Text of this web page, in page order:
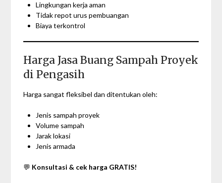
Lingkungan kerja aman
Tidak repot urus pembuangan
Biaya terkontrol
Harga Jasa Buang Sampah Proyek
di Pengasih
Harga sangat fleksibel dan ditentukan oleh:
Jenis sampah proyek
Volume sampah
Jarak lokasi
Jenis armada
💬 Konsultasi & cek harga GRATIS!